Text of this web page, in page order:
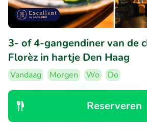
Reserveren
3- of 4-gangendiner van de
Florèz in hartje Den Haag
Vandaag Morgen Wo
Do
9.6